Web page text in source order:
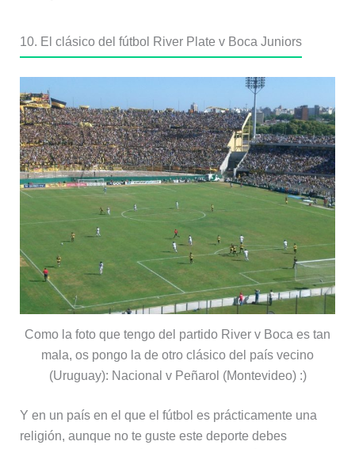
10. El clásico del fútbol River Plate v Boca Juniors
Como la foto que tengo del partido River v Boca es tan
mala, os pongo la de otro clásico del país vecino
(Uruguay): Nacional v Peñarol (Montevideo) :)
Y en un país en el que el fútbol es prácticamente una
religión, aunque no te guste este deporte debes